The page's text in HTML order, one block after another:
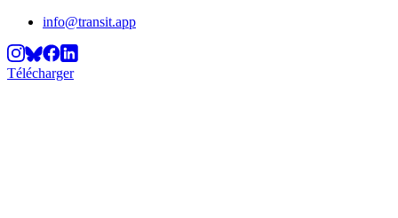
info@transit.app
Télécharger